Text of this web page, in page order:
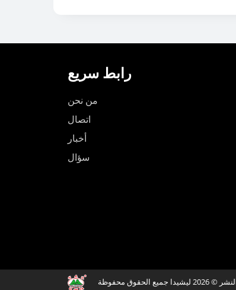
رابط سريع
من نحن
اتصال
أخبار
سؤال